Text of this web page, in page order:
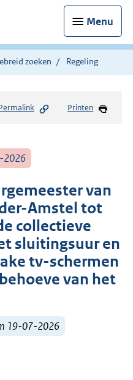
Menu
zoeken Regeling
Printen
2026
van
Amstel tot
collectieve
sluitingsuur en
tv-schermen
van het
19-07-2026